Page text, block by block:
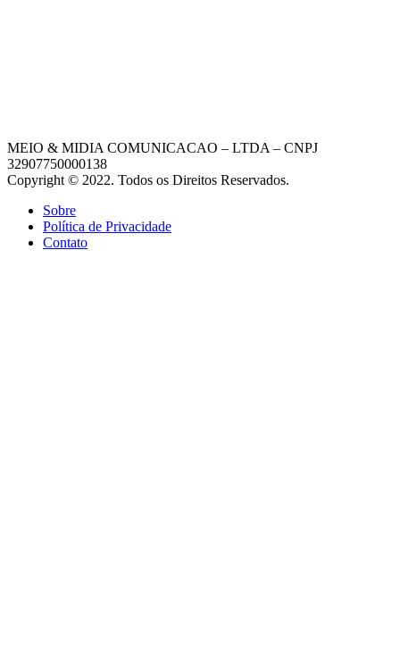
MEIO & MIDIA COMUNICACAO – LTDA – CNPJ
32907750000138
Copyright © 2022. Todos os Direitos Reservados.
Sobre
Política de Privacidade
Contato